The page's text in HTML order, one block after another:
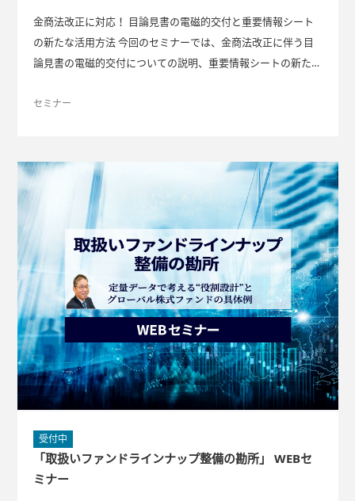
金商法改正に対応！ 目論見書の電磁的交付と重要情報シート
の新たな活用方法 今回のセミナーでは、金商法改正に伴う目
論見書の電磁的交付についての説明、重要情報シートの新たな
の特長をお伝えします。 「重要情報シートPlus」サービス NT
ご利用いただいております。 このたび、「重要情報シートPlu
s」として以下の3つの要素を新たに追加（Plus）し、ご好評い
ただいているサービスがさらに進化しました。 Plusされた3つ
のポイント 商品説明の完結性向上 リスク・リターン情報の充
実 視認性の大幅な向上
セミナー
受付中
「取扱いファンドラインナップ整備の勘所」 WEBセ
ミナー